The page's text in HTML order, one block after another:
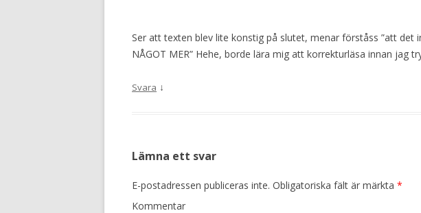
Ser att texten blev lite konstig på slutet, menar förståss ”att det
NÅGOT MER” Hehe, borde lära mig att korrekturläsa innan jag
Svara ↓
Lämna ett svar
E-postadressen publiceras inte. Obligatoriska fält är märkta *
Kommentar